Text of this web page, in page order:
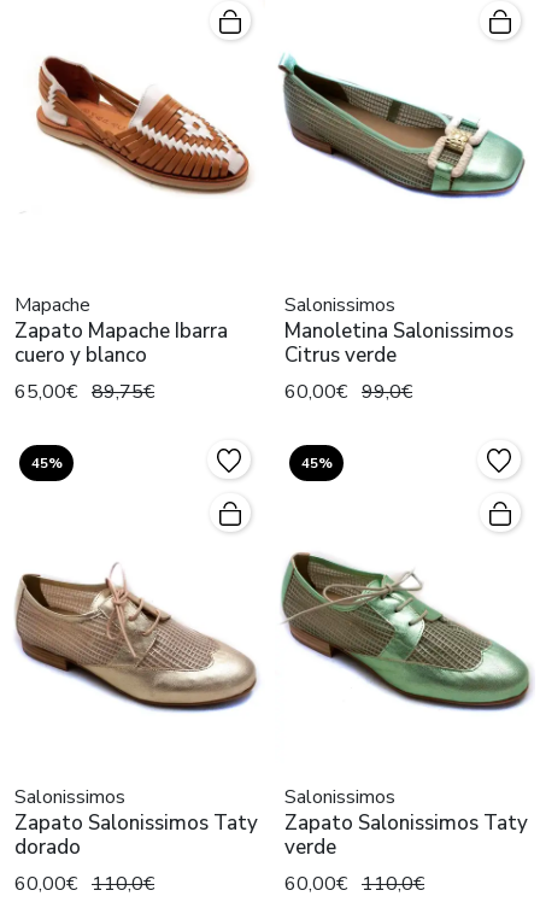
Mapache
Zapato Mapache Ibarra
cuero y blanco
65,00€ 89,75€
Salonissimos
Manoletina Salonissimos
Citrus verde
60,00€ 99,0€
45%
Salonissimos
Zapato Salonissimos Taty
dorado
60,00€ 110,0€
45%
Salonissimos
Zapato Salonissimos Taty
verde
60,00€ 110,0€